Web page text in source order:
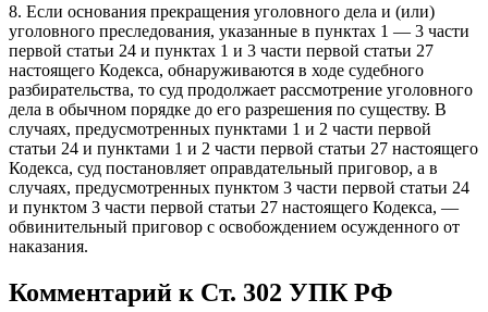
8. Если основания прекращения уголовного дела и (или)
уголовного преследования, указанные в пунктах 1 — 3 части
первой статьи 24 и пунктах 1 и 3 части первой статьи 27
настоящего Кодекса, обнаруживаются в ходе судебного
разбирательства, то суд продолжает рассмотрение уголовного
дела в обычном порядке до его разрешения по существу. В
случаях, предусмотренных пунктами 1 и 2 части первой
статьи 24 и пунктами 1 и 2 части первой статьи 27 настоящего
Кодекса, суд постановляет оправдательный приговор, а в
случаях, предусмотренных пунктом 3 части первой статьи 24
и пунктом 3 части первой статьи 27 настоящего Кодекса, —
обвинительный приговор с освобождением осужденного от
наказания.
Комментарий к Ст. 302 УПК РФ